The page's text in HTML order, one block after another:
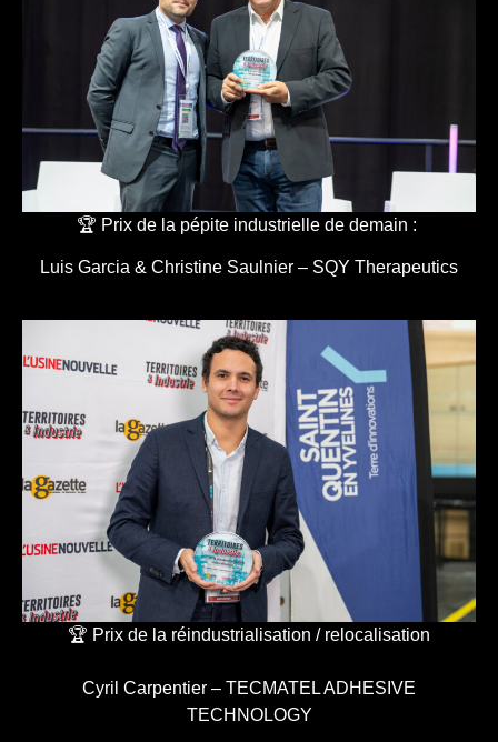
🏆 Prix de la pépite industrielle de demain :
Luis Garcia & Christine Saulnier – SQY Therapeutics
🏆 Prix de la réindustrialisation / relocalisation
Cyril Carpentier – TECMATEL ADHESIVE
TECHNOLOGY